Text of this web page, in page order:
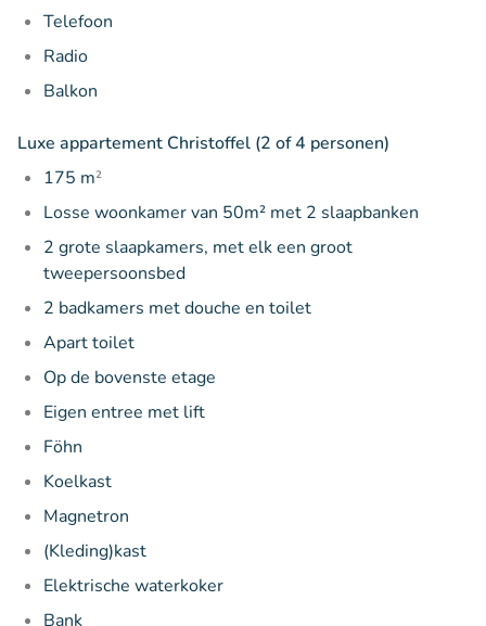
Telefoon
Radio
Balkon
Luxe appartement Christoffel (2 of 4 personen)
175 m²
Losse woonkamer van 50m² met 2 slaapbanken
2 grote slaapkamers, met elk een groot
tweepersoonsbed
2 badkamers met douche en toilet
Apart toilet
Op de bovenste etage
Eigen entree met lift
Föhn
Koelkast
Magnetron
(Kleding)kast
Elektrische waterkoker
Bank